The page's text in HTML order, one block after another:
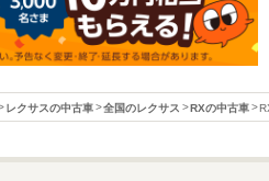
レクサスの中古車 全国のレクサス RXの中古車